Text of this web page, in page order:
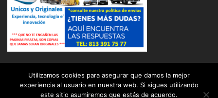
Utilizamos cookies para asegurar que damos la mejor
experiencia al usuario en nuestra web. Si sigues utilizando
este sitio asumiremos que estás de acuerdo.